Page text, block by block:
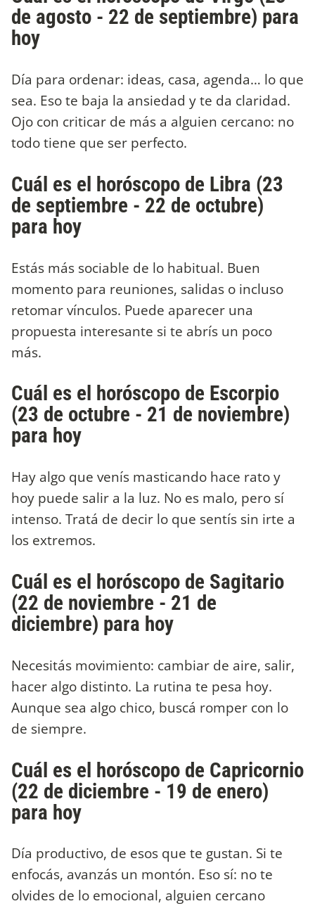
de agosto - 22 de septiembre) para
hoy
Día para ordenar: ideas, casa, agenda… lo que
sea. Eso te baja la ansiedad y te da claridad.
Ojo con criticar de más a alguien cercano: no
todo tiene que ser perfecto.
Cuál es el horóscopo de Libra (23
de septiembre - 22 de octubre)
para hoy
Estás más sociable de lo habitual. Buen
momento para reuniones, salidas o incluso
retomar vínculos. Puede aparecer una
propuesta interesante si te abrís un poco
más.
Cuál es el horóscopo de Escorpio
(23 de octubre - 21 de noviembre)
para hoy
Hay algo que venís masticando hace rato y
hoy puede salir a la luz. No es malo, pero sí
intenso. Tratá de decir lo que sentís sin irte a
los extremos.
Cuál es el horóscopo de Sagitario
(22 de noviembre - 21 de
diciembre) para hoy
Necesitás movimiento: cambiar de aire, salir,
hacer algo distinto. La rutina te pesa hoy.
Aunque sea algo chico, buscá romper con lo
de siempre.
Cuál es el horóscopo de Capricornio
(22 de diciembre - 19 de enero)
para hoy
Día productivo, de esos que te gustan. Si te
enfocás, avanzás un montón. Eso sí: no te
olvides de lo emocional, alguien cercano